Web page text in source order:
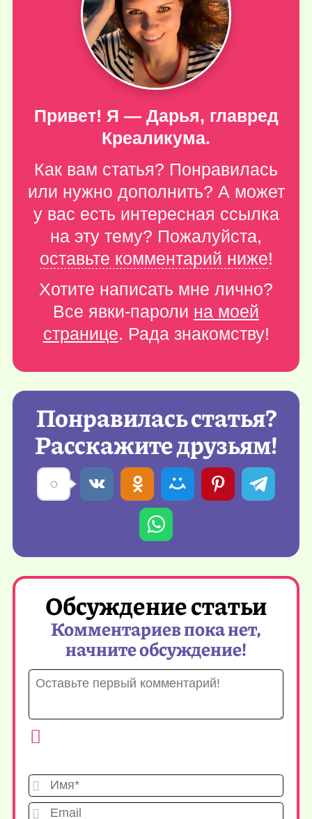
Привет! Я — Дарья, главред
Креаликума.
Как вам статья? Понравилась
или нужно дополнить? А может
у вас есть интересная ссылка
на эту тему? Пожалуйста,
оставьте комментарий ниже!
Хотите написать мне лично?
Все явки-пароли на моей
странице. Рада знакомству!
Понравилась статья?
Расскажите друзьям!
Обсуждение статьи
Комментариев пока нет,
начните обсуждение!
Имя*